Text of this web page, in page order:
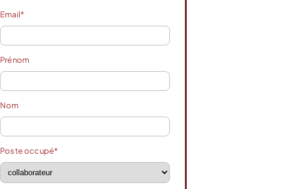
Email*
Prénom
Nom
Poste occupé*